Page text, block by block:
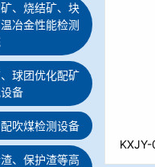
、烧结矿、块
冶金性能检测
球团优化配矿
备
吹煤检测设备
、保护渣等高